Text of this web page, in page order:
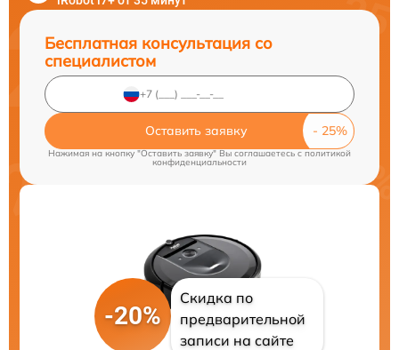
Бесплатная консультация со
специалистом
Оставить заявку
Нажимая на кнопку "Оставить заявку" Вы соглашаетесь cполитикой
конфиденциальности
-20%
Скидка по
предварительной
записи на сайте